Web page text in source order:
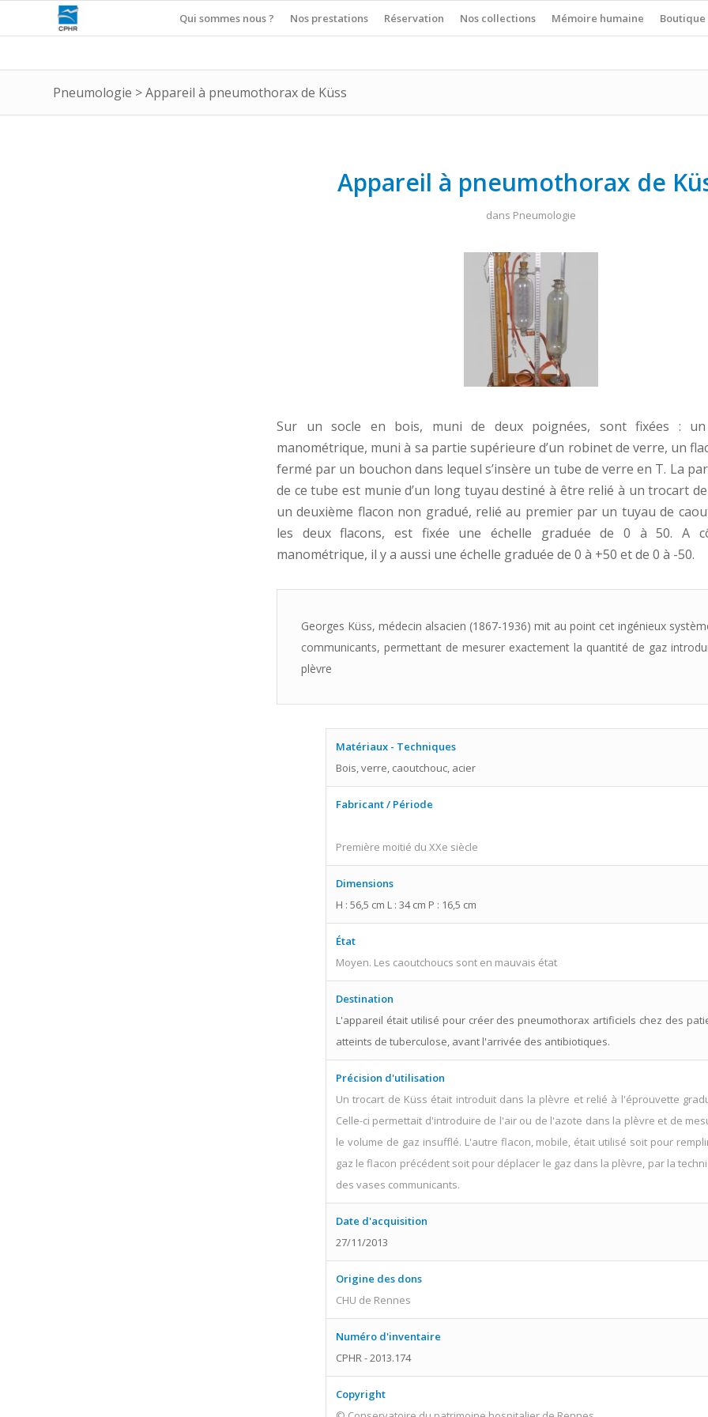
Qui sommes nous ? Nos prestations Réservation Nos collections Mémoire humaine Boutique
Pneumologie >Appareil à pneumothorax de Küss
Appareil à pneumothorax de
dans Pneumologie
Sur un socle en bois, muni de deux poignées, sont fixées :
manométrique, muni à sa partie supérieure d’un robinet de verre, un
fermé par un bouchon dans lequel s’insère un tube de verre en T. La
de ce tube est munie d’un long tuyau destiné à être relié à un trocart de
un deuxième flacon non gradué, relié au premier par un tuyau de
les deux flacons, est fixée une échelle graduée de 0 à 50. A
manométrique, il y a aussi une échelle graduée de 0 à +50 et de 0 à -50.
Georges Küss, médecin alsacien (1867-1936) mit au point cet ingénieux
communicants, permettant de mesurer exactement la quantité de gaz
plèvre
Matériaux - Techniques
Bois, verre, caoutchouc, acier
Fabricant / Période
Première moitié du XXe siècle
Dimensions
H : 56,5 cm L : 34 cm P : 16,5 cm
État
Moyen. Les caoutchoucs sont en mauvais état
Destination
L'appareil était utilisé pour créer des pneumothorax artificiels chez des
atteints de tuberculose, avant l'arrivée des antibiotiques.
Précision d'utilisation
Un trocart de Küss était introduit dans la plèvre et relié à l'éprouvette
Celle-ci permettait d'introduire de l'air ou de l'azote dans la plèvre et de
le volume de gaz insufflé. L'autre flacon, mobile, était utilisé soit pour
gaz le flacon précédent soit pour déplacer le gaz dans la plèvre, par la
des vases communicants.
Date d'acquisition
27/11/2013
Origine des dons
CHU de Rennes
Numéro d'inventaire
CPHR - 2013.174
Copyright